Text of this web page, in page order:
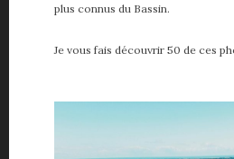
plus connus du Bassin.
Je vous fais découvrir 50 de ces